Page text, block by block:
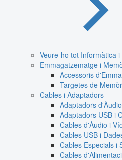
Veure-ho tot Informàtica
Emmagatzematge i
Accessoris
Targetes de
Cables i Adaptadors
Adaptadors
Adaptadors USB i
Cables d'Àudio i
Cables USB i
Cables Especials i
Cables